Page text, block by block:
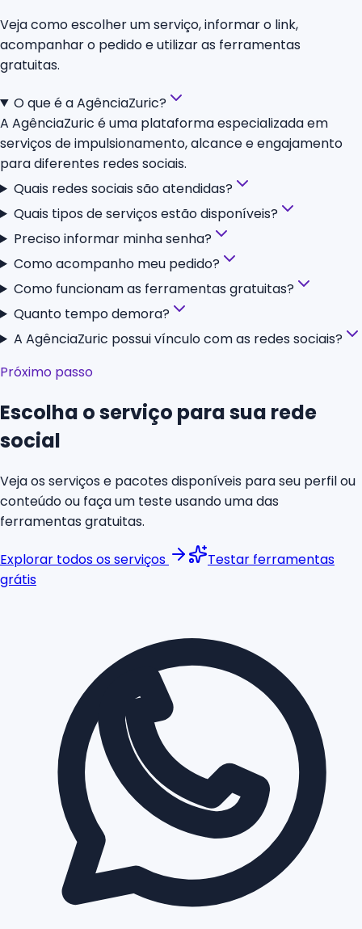
Veja como escolher um serviço, informar o link,
acompanhar o pedido e utilizar as ferramentas
gratuitas.
O que é a AgênciaZuric?
A AgênciaZuric é uma plataforma especializada em
serviços de impulsionamento, alcance e engajamento
para diferentes redes sociais.
Quais redes sociais são atendidas?
Quais tipos de serviços estão disponíveis?
Preciso informar minha senha?
Como acompanho meu pedido?
Como funcionam as ferramentas gratuitas?
Quanto tempo demora?
A AgênciaZuric possui vínculo com as redes sociais?
Próximo passo
Escolha o serviço para sua rede
social
Veja os serviços e pacotes disponíveis para seu perfil ou
conteúdo ou faça um teste usando uma das
ferramentas gratuitas.
Explorar todos os serviços
Testar ferramentas
grátis